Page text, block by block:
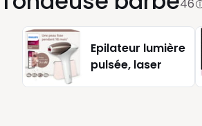
46
Epilateur lumière
pulsée, laser